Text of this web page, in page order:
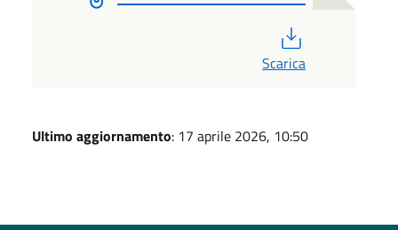
Scarica
Ultimo aggiornamento: 17 aprile 2026, 10:50